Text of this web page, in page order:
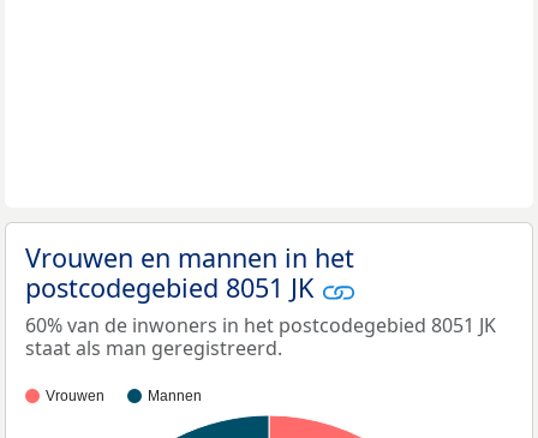
Vrouwen en mannen in het
postcodegebied 8051 JK
60% van de inwoners in het postcodegebied 8051 JK
staat als man geregistreerd.
Vrouwen Mannen